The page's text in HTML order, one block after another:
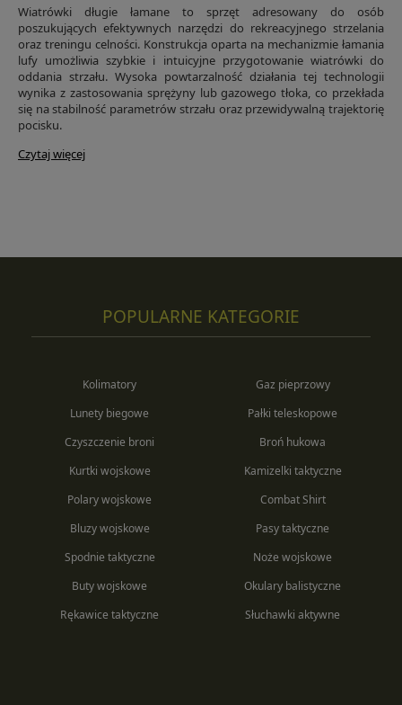
Wiatrówki długie łamane to sprzęt adresowany do osób
poszukujących efektywnych narzędzi do rekreacyjnego strzelania
oraz treningu celności. Konstrukcja oparta na mechanizmie łamania
lufy umożliwia szybkie i intuicyjne przygotowanie wiatrówki do
oddania strzału. Wysoka powtarzalność działania tej technologii
wynika z zastosowania sprężyny lub gazowego tłoka, co przekłada
się na stabilność parametrów strzału oraz przewidywalną trajektorię
pocisku.
Czytaj więcej
POPULARNE KATEGORIE
Kolimatory
Lunety biegowe
Czyszczenie broni
Gaz pieprzowy
Pałki teleskopowe
Broń hukowa
Kurtki wojskowe
Polary wojskowe
Bluzy wojskowe
Kamizelki taktyczne
Combat Shirt
Pasy taktyczne
Spodnie taktyczne
Buty wojskowe
Rękawice taktyczne
Noże wojskowe
Okulary balistyczne
Słuchawki aktywne